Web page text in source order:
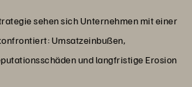
sehen sich Unternehmen mit einer
Umsatzeinbußen,
und langfristige Erosion